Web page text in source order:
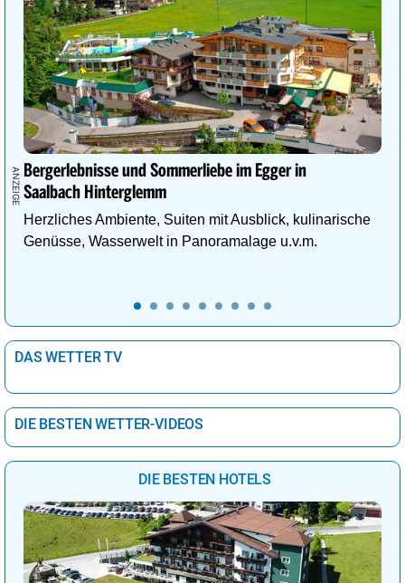
Bergerlebnisse und Sommerliebe im Egger in
Saalbach Hinterglemm
Herzliches Ambiente, Suiten mit Ausblick, kulinarische
Genüsse, Wasserwelt in Panoramalage u.v.m.
DAS WETTER TV
DIE BESTEN WETTER-VIDEOS
DIE BESTEN HOTELS